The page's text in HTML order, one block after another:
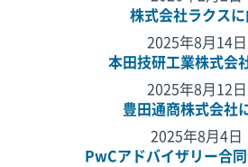
株式会社ラクス
2025年8月14日
本田技研工業株式会
2025年8月12日
豊田通商株式会社
2025年8月4日
PwCアドバイザリー合